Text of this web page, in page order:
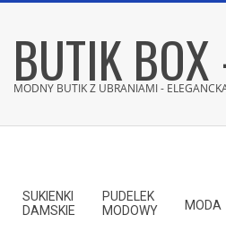
contentBUTIK
MODNY BUTIK Z UBRANIAMI -
SUKIENKI
DAMSKIE
PUDELEK
MODOWY
MODA